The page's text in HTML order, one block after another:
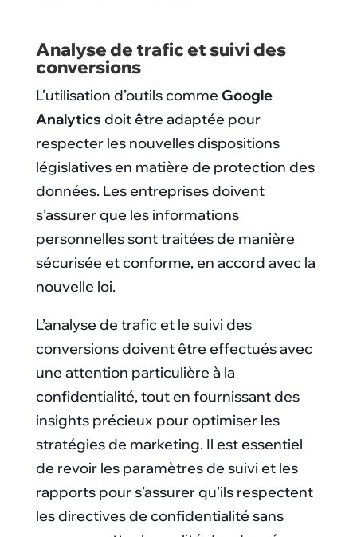
Analyse de trafic et suivi des
conversions
L’utilisation d’outils comme Google
Analytics doit être adaptée pour
respecter les nouvelles dispositions
législatives en matière de protection des
données. Les entreprises doivent
s’assurer que les informations
personnelles sont traitées de manière
sécurisée et conforme, en accord avec la
nouvelle loi.
L’analyse de trafic et le suivi des
conversions doivent être effectués avec
une attention particulière à la
confidentialité, tout en fournissant des
insights précieux pour optimiser les
stratégies de marketing. Il est essentiel
de revoir les paramètres de suivi et les
rapports pour s’assurer qu’ils respectent
les directives de confidentialité sans